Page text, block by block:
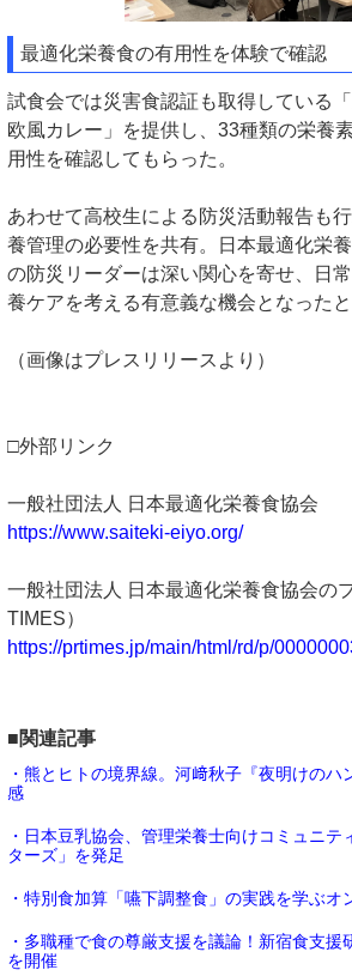
最適化栄養食の有用性を体験で確認
試食会では災害食認証も取得している
欧風カレー」を提供し、33種類の栄養
用性を確認してもらった。
あわせて高校生による防災活動報告も
養管理の必要性を共有。日本最適化栄
の防災リーダーは深い関心を寄せ、日
養ケアを考える有意義な機会となったと
（画像はプレスリリースより）
□外部リンク
一般社団法人 日本最適化栄養食協会
https://www.saiteki-eiyo.org/
一般社団法人 日本最適化栄養食協会の
TIMES）
https://prtimes.jp/main/html/rd/p/
■関連記事
・熊とヒトの境界線。河﨑秋子『夜明けの
感
・日本豆乳協会、管理栄養士向けコミュニテ
ターズ」を発足
・特別食加算「嚥下調整食」の実践を学ぶ
・多職種で食の尊厳支援を議論！新宿食支援
を開催